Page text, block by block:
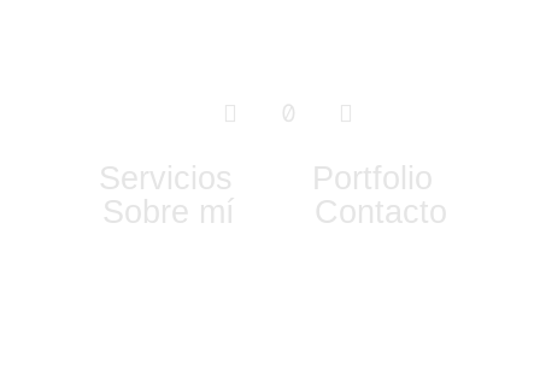
Servicios
Portfolio
Sobre mí
Contacto